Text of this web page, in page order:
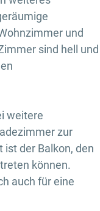
und
sind hell und
weitere
zur
ist der Balkon, den
können.
auch für eine